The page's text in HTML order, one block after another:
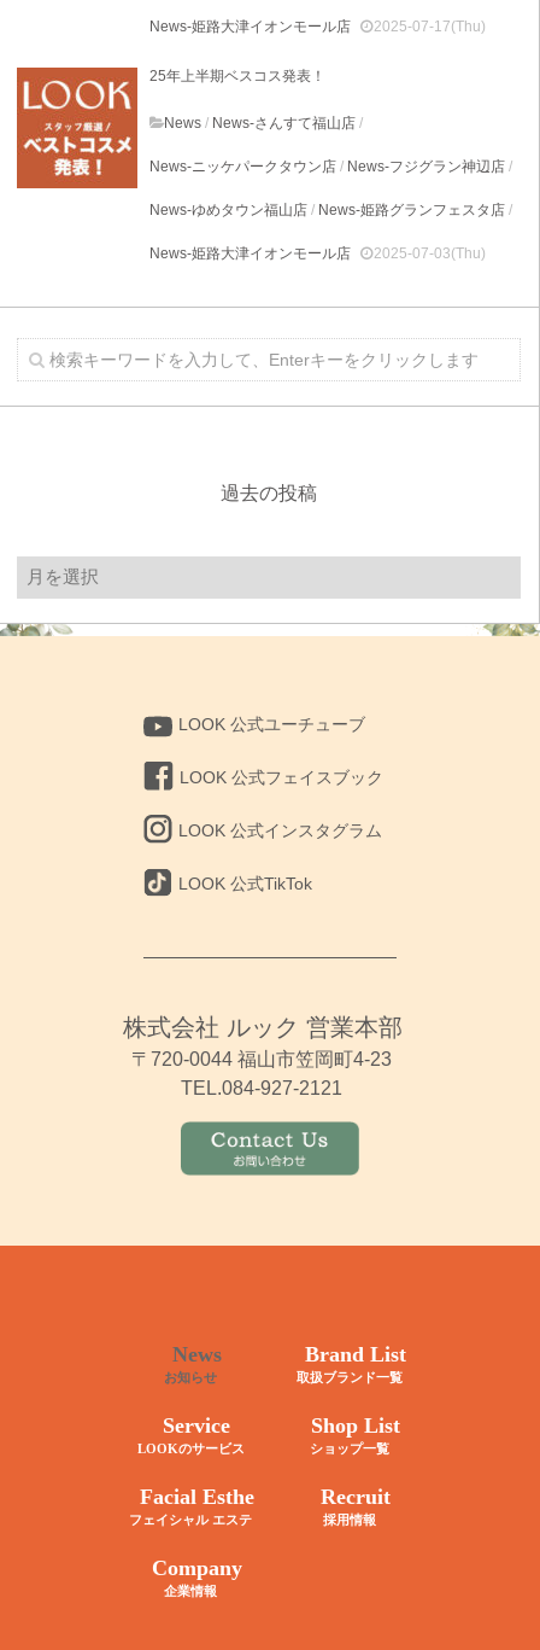
News-姫路大津イオンモール店 2025-07-17(Thu)
25年上半期ベスコス発表！
News / News-さんすて福山店 /
News-ニッケパークタウン店 / News-フジグラン神辺店 /
News-ゆめタウン福山店 / News-姫路グランフェスタ店 /
News-姫路大津イオンモール店 2025-07-03(Thu)
過去の投稿
去
投
LOOK 公式ユーチューブ
LOOK 公式フェイスブック
LOOK 公式インスタグラム
LOOK 公式TikTok
株式会社 ルック 営業本部
〒720-0044 福山市笠岡町4-23
TEL.084-927-2121
News
お知らせ
Brand List
取扱ブランド一覧
Service
LOOKのサービス
Shop List
ショップ一覧
Facial Esthe
フェイシャル エステ
Recruit
採用情報
Company
企業情報